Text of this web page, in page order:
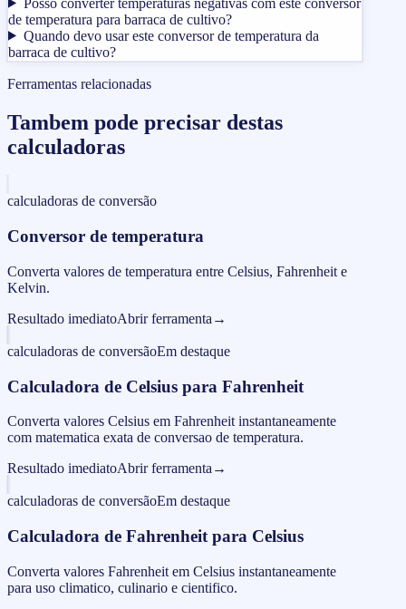
de temperatura para barraca de cultivo?
Quando devo usar este conversor de temperatura da
barraca de cultivo?
Ferramentas relacionadas
Tambem pode precisar destas
calculadoras
calculadoras de conversão
Conversor de temperatura
Converta valores de temperatura entre Celsius, Fahrenheit e
Kelvin.
Resultado imediatoAbrir ferramenta →
calculadoras de conversãoEm destaque
Calculadora de Celsius para Fahrenheit
Converta valores Celsius em Fahrenheit instantaneamente
com matematica exata de conversao de temperatura.
Resultado imediatoAbrir ferramenta →
calculadoras de conversãoEm destaque
Calculadora de Fahrenheit para Celsius
Converta valores Fahrenheit em Celsius instantaneamente
para uso climatico, culinario e cientifico.